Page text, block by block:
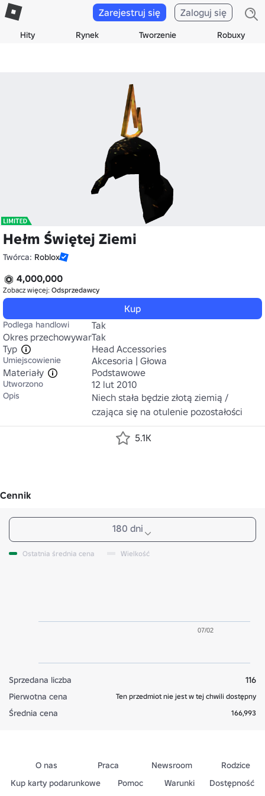
Hity Rynek Tworzenie Robuxy
Zarejestruj się Zaloguj się
Hełm Świętej Ziemi
Twórca: Roblox
4,000,000
Zobacz więcej: Odsprzedawcy
Kup
Podlega handlowi
Tak
Okres przechowywania
Tak
Typ
Head Accessories
Umiejscowienie
Akcesoria | Głowa
Materiały
Podstawowe
Utworzono 12 lut 2010
Opis
Niech stała będzie złotą ziemią /
5.1K
Cennik
180 dni
Ostatnia średnia cena Wielkość
07/02
Sprzedana liczba
116
Pierwotna cena
Ten przedmiot nie jest w tej chwili dostępny
Średnia cena 166,993
O nas Praca Newsroom
Rodzice
Kup karty podarunkowe
Pomoc Warunki
Dostępność